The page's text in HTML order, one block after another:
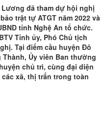
Lương đã tham dự hội nghị
trật tự ATGT năm 2022 và
tỉnh Nghệ An tổ chức.
Tỉnh ủy, Phó Chủ tịch
Tại điểm cầu huyện Đô
Ủy viên Ban thường
chủ trì, cùng đại diện
xã, thị trấn trong toàn